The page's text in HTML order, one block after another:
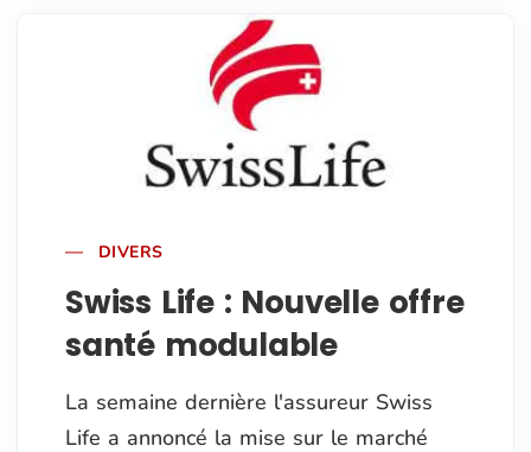
DIVERS
Swiss Life : Nouvelle offre
santé modulable
La semaine dernière l'assureur Swiss
Life a annoncé la mise sur le marché